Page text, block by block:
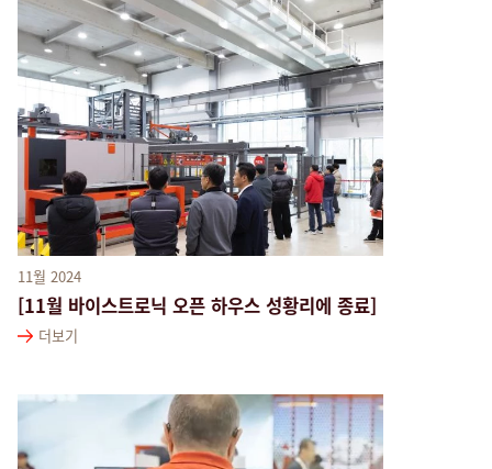
11월 2024
[11월 바이스트로닉 오픈 하우스 성황리에 종료]
더보기